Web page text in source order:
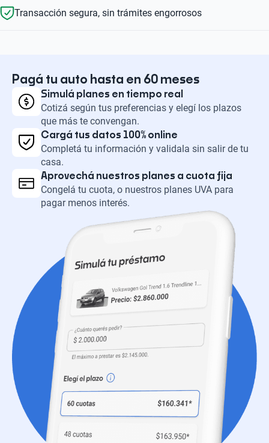
Transacción segura, sin trámites engorrosos
Pagá tu auto hasta en 60 meses
Simulá planes en tiempo real
Cotizá según tus preferencias y elegí los plazos
que más te convengan.
Cargá tus datos 100% online
Completá tu información y validala sin salir de tu
casa.
Aprovechá nuestros planes a cuota fija
Congelá tu cuota, o nuestros planes UVA para
pagar menos interés.